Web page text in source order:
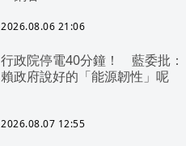
2026.08.06 21:06
行政院停電40分鐘！ 藍委批：
賴政府說好的「能源韌性」呢
2026.08.07 12:55